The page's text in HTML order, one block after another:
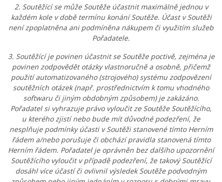
2. Soutěžící se může Soutěže účastnit maximálně jednou v
každém kole v době termínu konání Soutěže. Účast v Soutěži
není zpoplatněna ani podmíněna nákupem či využitím služeb
Pořadatele.
3. Soutěžící je povinen účastnit se Soutěže poctivě, zejména je
povinen zodpovědět otázky vlastnoručně a osobně, přičemž
použití automatizovaného (strojového) systému zodpovězení
soutěžních otázek (např. prostřednictvím k tomu vhodného
softwaru či jiným obdobným způsobem) je zakázáno.
Pořadatel si vyhrazuje právo vyloučit ze Soutěže Soutěžícího,
u kterého zjistí nebo bude mít důvodné podezření, že
nesplňuje podmínky účasti v Soutěži stanovené tímto Herním
řádem a/nebo porušuje či obchází pravidla stanovená tímto
Herním řádem. Pořadatel je oprávněn bez dalšího upozornění
Soutěžícího vyloučit v případě podezření, že takový Soutěžící
dosáhl více účastí či ovlivnil výsledek Soutěže podvodným